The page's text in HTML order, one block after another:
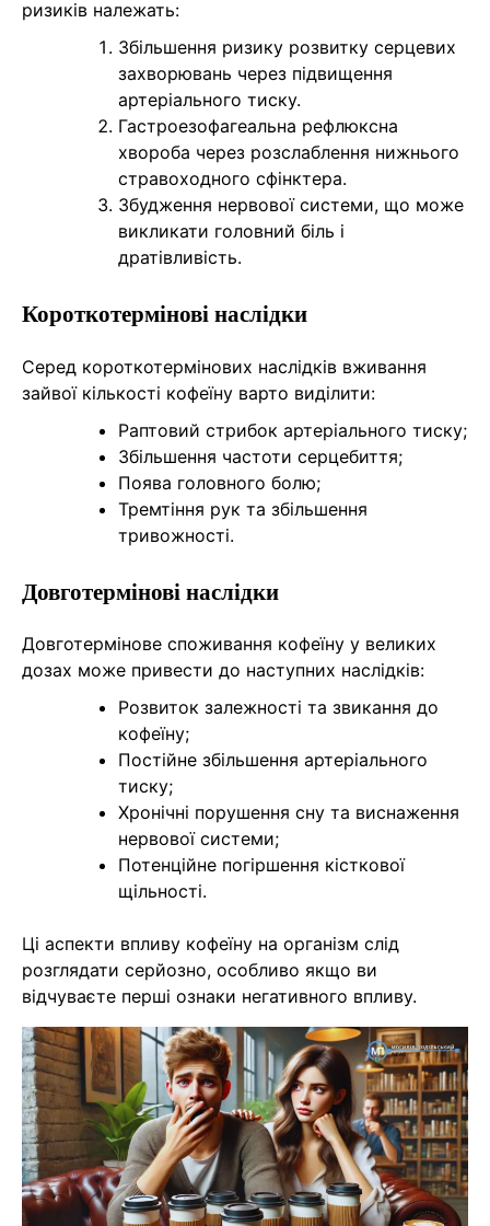
ризиків належать:
Збільшення ризику розвитку серцевих
захворювань через підвищення
артеріального тиску.
Гастроезофагеальна рефлюксна
хвороба через розслаблення нижнього
стравоходного сфінктера.
Збудження нервової системи, що може
викликати головний біль і
дратівливість.
Короткотермінові наслідки
Серед короткотермінових наслідків вживання
зайвої кількості кофеїну варто виділити:
Раптовий стрибок артеріального тиску;
Збільшення частоти серцебиття;
Поява головного болю;
Тремтіння рук та збільшення
тривожності.
Довготермінові наслідки
Довготермінове споживання кофеїну у великих
дозах може привести до наступних наслідків:
Розвиток залежності та звикання до
кофеїну;
Постійне збільшення артеріального
тиску;
Хронічні порушення сну та виснаження
нервової системи;
Потенційне погіршення кісткової
щільності.
Ці аспекти впливу кофеїну на організм слід
розглядати серйозно, особливо якщо ви
відчуваєте перші ознаки негативного впливу.